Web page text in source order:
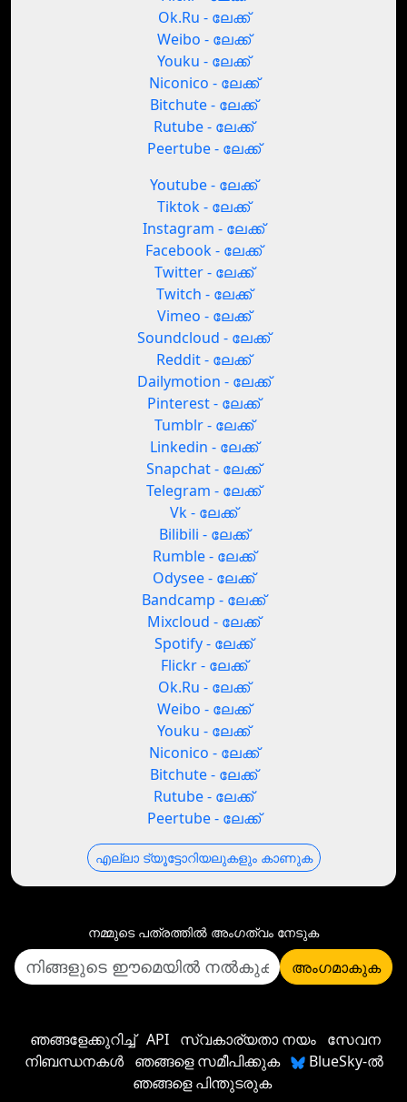
Ok.Ru - ലേക്ക്
Weibo - ലേക്ക്
Youku - ലേക്ക്
Niconico - ലേക്ക്
Bitchute - ലേക്ക്
Rutube - ലേക്ക്
Peertube - ലേക്ക്
Youtube - ലേക്ക്
Tiktok - ലേക്ക്
Instagram - ലേക്ക്
Facebook - ലേക്ക്
Twitter - ലേക്ക്
Twitch - ലേക്ക്
Vimeo - ലേക്ക്
Soundcloud - ലേക്ക്
Reddit - ലേക്ക്
Dailymotion - ലേക്ക്
Pinterest - ലേക്ക്
Tumblr - ലേക്ക്
Linkedin - ലേക്ക്
Snapchat - ലേക്ക്
Telegram - ലേക്ക്
Vk - ലേക്ക്
Bilibili - ലേക്ക്
Rumble - ലേക്ക്
Odysee - ലേക്ക്
Bandcamp - ലേക്ക്
Mixcloud - ലേക്ക്
Spotify - ലേക്ക്
Flickr - ലേക്ക്
Ok.Ru - ലേക്ക്
Weibo - ലേക്ക്
Youku - ലേക്ക്
Niconico - ലേക്ക്
Bitchute - ലേക്ക്
Rutube - ലേക്ക്
Peertube - ലേക്ക്
എല്ലാ ട്യൂട്ടോറിയലുകളും കാണുക
നമ്മുടെ പത്രത്തില്‍ അംഗത്വം നേടുക
അംഗമാകുക
ഞങ്ങളേക്കുറിച്ച് API സ്വകാര്യതാ നയം സേവന
നിബന്ധനകൾ
ഞങ്ങളെ സമീപിക്കുക
BlueSky-ൽ
ഞങ്ങളെ പിന്തുടരുക